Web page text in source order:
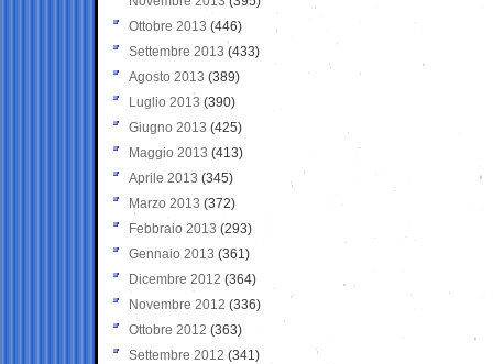
Ottobre 2013 (446)
Settembre 2013 (433)
Agosto 2013 (389)
Luglio 2013 (390)
Giugno 2013 (425)
Maggio 2013 (413)
Aprile 2013 (345)
Marzo 2013 (372)
Febbraio 2013 (293)
Gennaio 2013 (361)
Dicembre 2012 (364)
Novembre 2012 (336)
Ottobre 2012 (363)
Settembre 2012 (341)